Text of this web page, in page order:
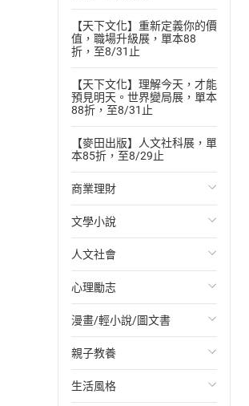
【天下文化】重新定義你的價
值，職場升級展，單本88
折，至8/31止
【天下文化】理解今天，才能
預見明天。世界變局展，單本
88折，至8/31止
【麥田出版】人文社科展，單
本85折，至8/29止
商業理財
投資理財
經濟/趨勢
財務/金融
管理/領導
職場工作術
成功法
文學小說
歐美文學
日本文學
韓國文學
華文文學
經典文學
人文社會
國際關係
政治
社會科學
台灣/中國歷史
心理勵志
心靈成長/情緒
人際關係
兩性關係
漫畫/輕小說/圖文書
輕小說
奇幻/科幻
親子教養
教育現場
生活風格